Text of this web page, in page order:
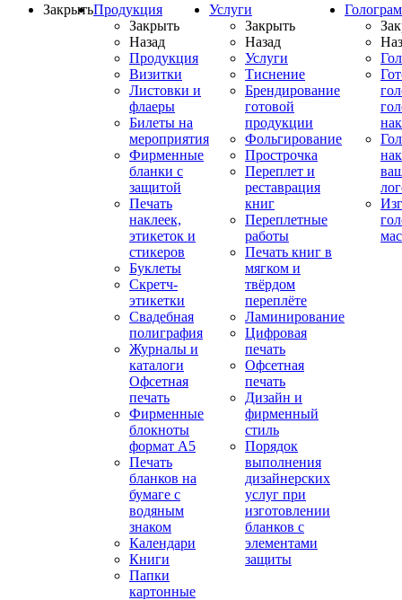
ЗакрытьПродукция
Закрыть
Назад
Продукция
Визитки
Листовки и
флаеры
Билеты на
мероприятия
Фирменные
бланки с
защитой
Печать
наклеек,
этикеток и
стикеров
Буклеты
Скретч-
этикетки
Свадебная
полиграфия
Журналы и
каталоги
Офсетная
печать
Фирменные
блокноты
формат А5
Печать
бланков на
бумаге с
водяным
знаком
Календари
Книги
Папки
картонные
Услуги
Закрыть
Назад
Услуги
Тиснение
Брендирование
готовой
продукции
Фольгирование
Прострочка
Переплет и
реставрация
книг
Переплетные
работы
Печать книг в
мягком и
твёрдом
переплёте
Ламинирование
Цифровая
печать
Офсетная
печать
Дизайн и
фирменный
стиль
Порядок
выполнения
дизайнерских
услуг при
изготовлении
бланков с
элементами
защиты